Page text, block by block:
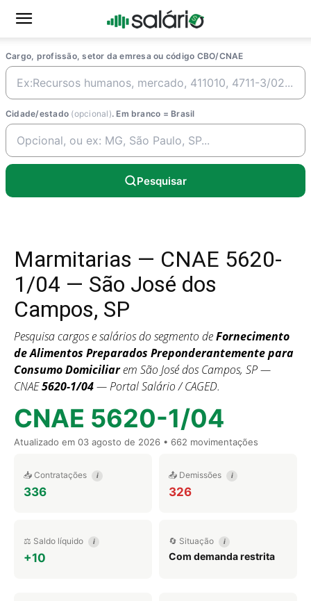
Cargo, profissão, setor da emresa ou código CBO/CNAE
Cidade/estado (opcional). Em branco = Brasil
Pesquisar
Marmitarias — CNAE 5620-
1/04 — São José dos
Campos, SP
Pesquisa cargos e salários do segmento deFornecimento
de Alimentos Preparados Preponderantemente para
Consumo Domiciliarem São José dos Campos, SP —
CNAE5620-1/04— Portal Salário / CAGED.
CNAE 5620-1/04
Atualizado em 03 agosto de 2026 • 662 movimentações
📥 Contratações i
336
📤 Demissões i
326
⚖️ Saldo líquido i
+10
🔄 Situação i
Com demanda restrita